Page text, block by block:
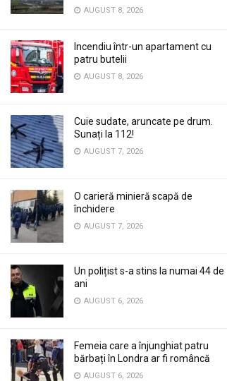
AUGUST 8, 2026
Incendiu într-un apartament cu
patru butelii
AUGUST 8, 2026
Cuie sudate, aruncate pe drum.
Sunați la 112!
AUGUST 7, 2026
O carieră minieră scapă de
închidere
AUGUST 7, 2026
Un polițist s-a stins la numai 44 de
ani
AUGUST 6, 2026
Femeia care a înjunghiat patru
bărbați în Londra ar fi româncă
AUGUST 6, 2026